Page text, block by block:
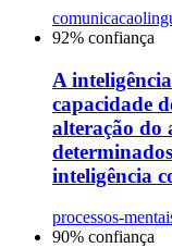
comunicacao
92% confiança
A
capacidade
alteração do
inteligência
processos-
90% confiança